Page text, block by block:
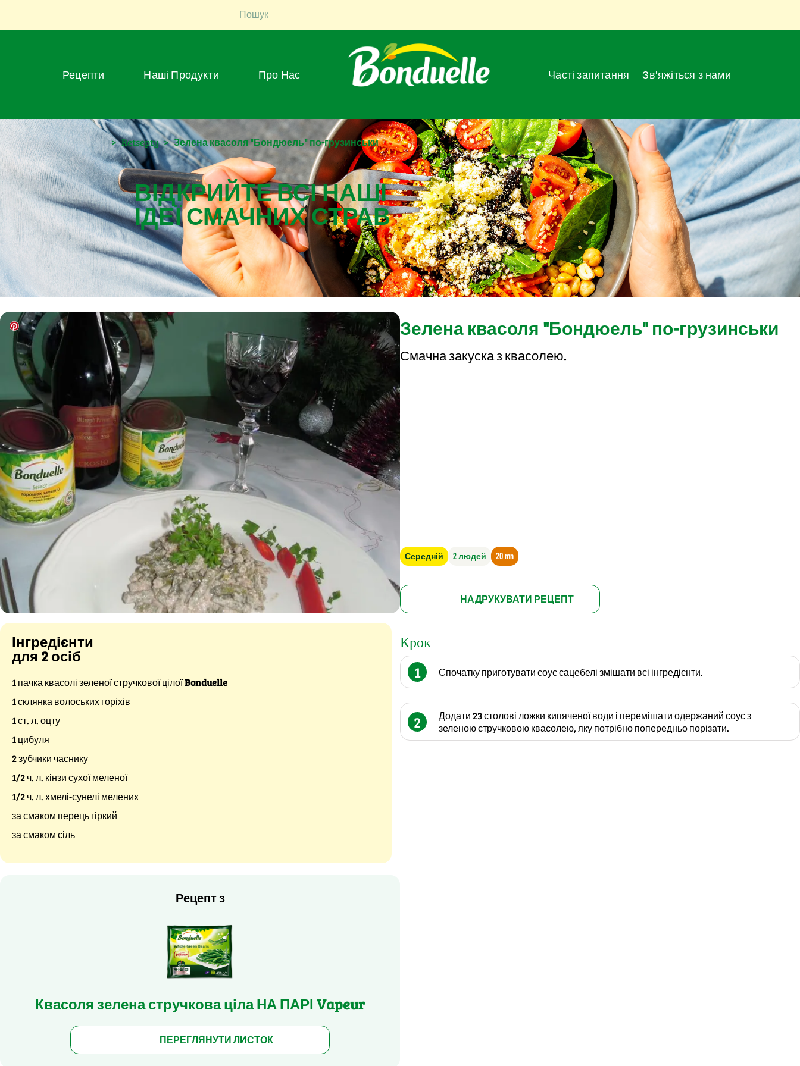
Пошук
Рецепти Наші Продукти Про Нас Часті запитання Зв'яжіться з нами
> Retsepty > Зелена квасоля "Бондюель" по-грузинськи
ВІДКРИЙТЕ ВСІ НАШІ
ІДЕЇ СМАЧНИХ СТРАВ
Зелена квасоля "Бондюель" по-грузинськи
Смачна закуска з квасолею.
Середній 2 людей 20 mn
НАДРУКУВАТИ РЕЦЕПТ
Інгредієнти
для 2 осіб
1 пачка квасолі зеленої стручкової цілоїBonduelle
1 склянка волоських горіхів
1 ст. л. оцту
1 цибуля
2 зубчики часнику
1/2 ч. л. кінзи сухої меленої
1/2 ч. л. хмелі-сунелі мелених
за смаком перець гіркий
за смаком сіль
Рецепт з
Квасоля зелена стручкова ціла НА ПАРІ Vapeur
ПЕРЕГЛЯНУТИ ЛИСТОК
Крок
1 Спочатку приготувати соус сацебелі змішати всі інгредієнти.
2
Додати 23 столові ложки кипяченої води і перемішати одержаний соус з
зеленою стручковою квасолею, яку потрібно попередньо порізати.